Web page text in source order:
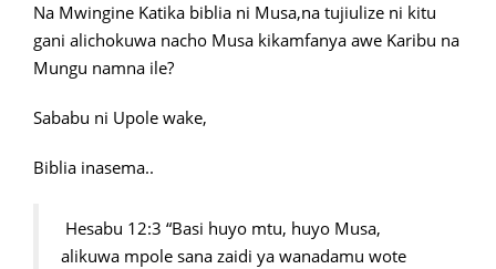
Na Mwingine Katika biblia ni Musa,na tujiulize ni kitu
gani alichokuwa nacho Musa kikamfanya awe Karibu na
Mungu namna ile?
Sababu ni Upole wake,
Biblia inasema..
Hesabu 12:3 “Basi huyo mtu, huyo Musa,
alikuwa mpole sana zaidi ya wanadamu wote